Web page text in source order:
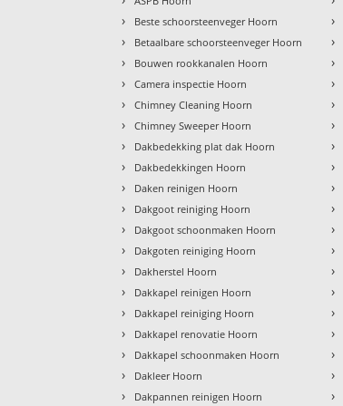
› Beste schoorsteenveger Hoorn
› Betaalbare schoorsteenveger Hoorn
› Bouwen rookkanalen Hoorn
› Camera inspectie Hoorn
› Chimney Cleaning Hoorn
› Chimney Sweeper Hoorn
› Dakbedekking plat dak Hoorn
› Dakbedekkingen Hoorn
› Daken reinigen Hoorn
› Dakgoot reiniging Hoorn
› Dakgoot schoonmaken Hoorn
› Dakgoten reiniging Hoorn
› Dakherstel Hoorn
› Dakkapel reinigen Hoorn
› Dakkapel reiniging Hoorn
› Dakkapel renovatie Hoorn
› Dakkapel schoonmaken Hoorn
› Dakleer Hoorn
› Dakpannen reinigen Hoorn
›
›
›
›
›
›
›
›
›
›
›
›
›
›
›
›
›
›
›